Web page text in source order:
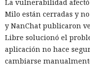
La vulnerabilidad afectó
Milo están cerradas y
y NanChat publicaron
Libre solucionó el
aplicación no hace
cambiarse